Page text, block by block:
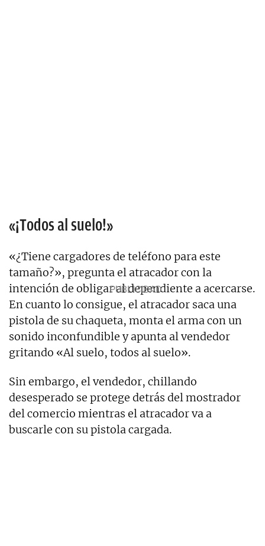
«¡Todos al suelo!»
«¿Tiene cargadores de teléfono para este
tamaño?», pregunta el atracador con la
intención de obligar al dependiente a acercarse.
En cuanto lo consigue, el atracador saca una
pistola de su chaqueta, monta el arma con un
sonido inconfundible y apunta al vendedor
gritando «Al suelo, todos al suelo».
Sin embargo, el vendedor, chillando
desesperado se protege detrás del mostrador
del comercio mientras el atracador va a
buscarle con su pistola cargada.